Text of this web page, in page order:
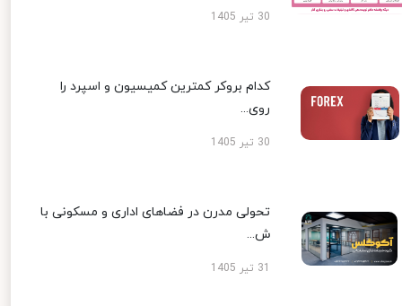
30 تیر 1405
کدام بروکر کمترین کمیسیون و اسپرد را
روی...
30 تیر 1405
تحولی مدرن در فضاهای اداری و مسکونی با
ش...